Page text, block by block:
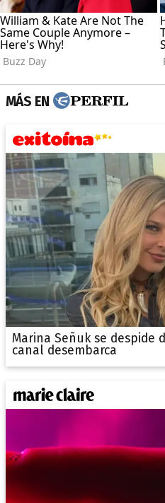
MÁS EN
Marina Señuk se despide
canal desembarca